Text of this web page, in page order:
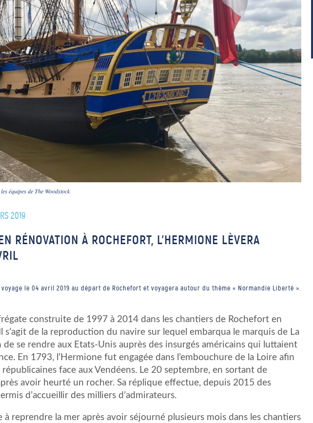
équipes de The Woodstock
2019
RÉNOVATION À ROCHEFORT, L’HERMIONE LÈVERA
voyage le 04 avril 2019 au départ de Rochefort et voyagera autour du thème « Normandie Liberté ».
construite de 1997 à 2014 dans les chantiers de Rochefort en
de la reproduction du navire sur lequel embarqua le marquis de La
de se rendre aux Etats-Unis auprès des insurgés américains qui luttaient
En 1793, l’Hermione fut engagée dans l’embouchure de la Loire afin
républicaines face aux Vendéens. Le 20 septembre, en sortant de
avoir heurté un rocher. Sa réplique effectue, depuis 2015 des
d’accueillir des milliers d’admirateurs.
à reprendre la mer après avoir séjourné plusieurs mois dans les chantiers